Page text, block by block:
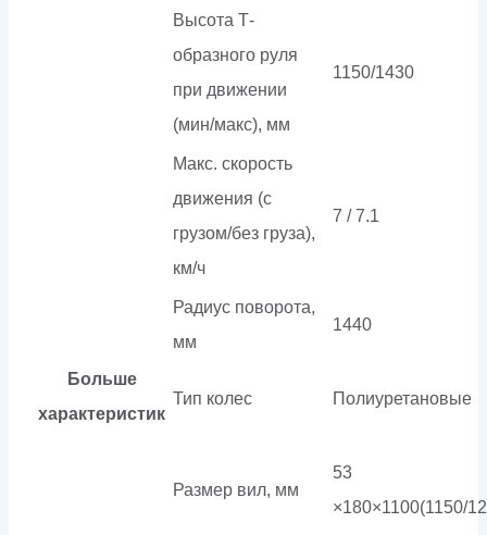
Больше
характеристик
Высота Т-
образного руля
при движении
(мин/макс), мм
1150/1430
Макс. скорость
движения (с
грузом/без груза),
км/ч
7 / 7.1
Радиус поворота,
мм
1440
Тип колес Полиуретановые
Размер вил, мм
53
×180×1100(1150/